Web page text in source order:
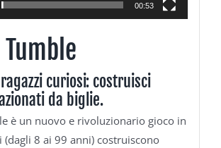
00:53
curiosi: costruisci
da biglie.
è un nuovo e rivoluzionario gioco in
(dagli 8 ai 99 anni) costruiscono